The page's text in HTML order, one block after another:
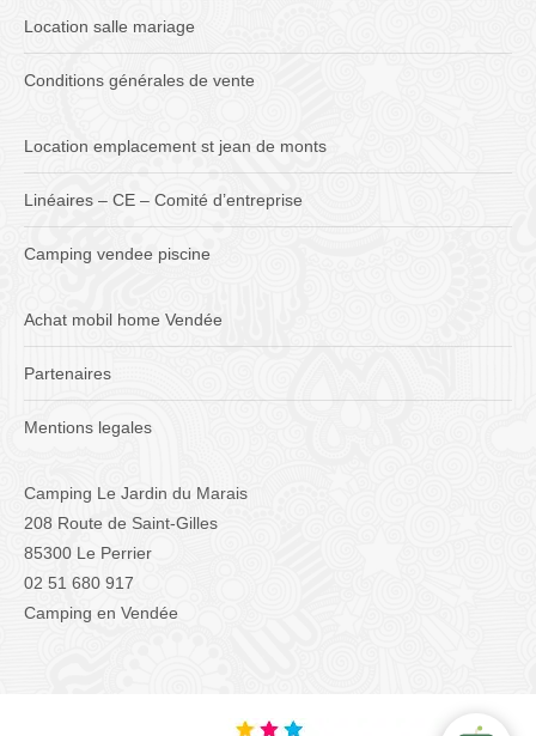
Location salle mariage
Conditions générales de vente
Location emplacement st jean de monts
Linéaires – CE – Comité d’entreprise
Camping vendee piscine
Achat mobil home Vendée
Partenaires
Mentions legales
Camping Le Jardin du Marais
208 Route de Saint-Gilles
85300 Le Perrier
02 51 680 917
Camping en Vendée